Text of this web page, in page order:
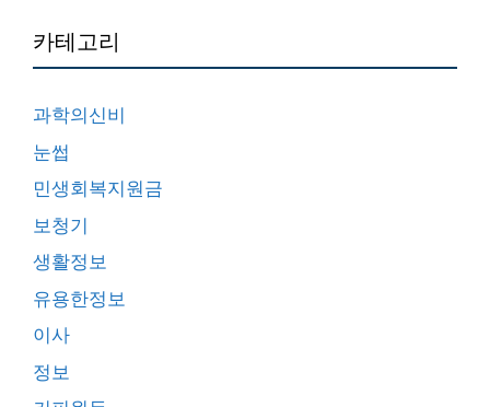
카테고리
과학의신비
눈썹
민생회복지원금
보청기
생활정보
유용한정보
이사
정보